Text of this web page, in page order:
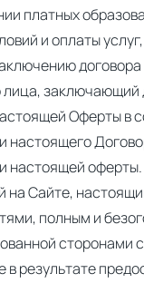
платных
и оплаты
заключающий
Оферты в
настоящего
настоящей
на Сайте,
полным и
сторонами
результате